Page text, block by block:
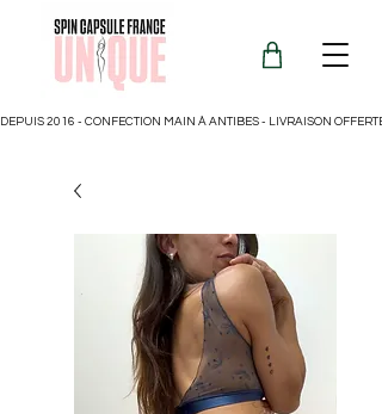
DEPUIS 2016 - CONFECTION MAIN À ANTIBES - LIVRAISON